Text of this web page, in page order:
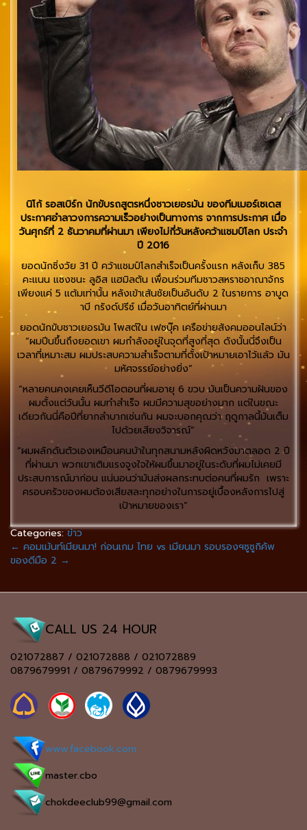
นิโก้ รอสเบิร์ก นักขับรถสูตรหนึ่งชาวเยอรมัน ของทีมเมอร์เซเดส
ประกาศอำลาวงการความเร็วอย่างเป็นทางการ จากการประกาศ เมื่อ
วันศุกร์ที่ 2 ธันวาคมที่ผ่านมา เพียงไม่กี่วันหลังคว้าแชมป์โลก ประจำ
ปี 2016
ยอดนักซิ่งวัย 31 ปี คว้าแชมป์โลกสำเร็จเป็นครั้งแรก หลังเก็บ 385
คะแนน แซงชนะ ลูอิส แฮมิลตัน เพื่อนร่วมทีมชาวสหราชอาณาจักร
เพียงแค่ 5 แต้มเท่านั้น หลังเข้าเส้นชัยเป็นอันดับ 2 ในรายการ อาบูด
าบี กรังด์ปรีซ์ เมื่อวันอาทิตย์ที่ผ่านมา
ยอดนักขับชาวเยอรมัน โพสต์ใน เฟซบุ๊ค เครือข่ายสังคมออนไลน์ว่า
“ผมปีนขึ้นถึงยอดเขา ผมกำลังอยู่ในจุดที่สูงที่สุด ดังนั้นนี่จึงเป็น
เวลาที่เหมาะสม ผมประสบความสำเร็จตามที่ตั้งเป้าหมายเอาไว้แล้ว มัน
มหัศจรรย์อย่างยิ่ง”
“หลายคนคงเคยเห็นวีดีโอตอนที่ผมอายุ 6 ขวบ มันเป็นความฝันของ
ผมตั้งแต่วันนั้น ผมทำสำเร็จ ผมมีความสุขอย่างมาก แต่ในขณะ
เดียวกันนี่คือปีที่ยากลำบากเช่นกัน ผมจะบอกคุณว่า ฤดูกาลนี้มันเต็ม
ไปด้วยเสียงวิจารณ์”
“ผมผลักดันตัวเองเหมือนคนบ้าในทุกสนามหลังผิดหวังมาตลอด 2 ปี
ที่ผ่านมา พวกเขาเติมแรงจูงใจให้ผมขึ้นมาอยู่ในระดับที่ผมไม่เคยมี
ประสบการณ์มาก่อน แน่นอนว่ามันส่งผลกระทบต่อคนที่ผมรัก เพราะ
ครอบครัวของผมต้องเสียสละทุกอย่างในการอยู่เบื้องหลังการไปสู่
เป้าหมายของเรา”
Categories:ข่าว
← คอมเม้นท์เมียนมา! ก่อนเกม ไทย vs เมียนมา รอบรองฯซูซูกิคัพ
ของดีมือ 2 →
CALL US 24 HOUR
021072887 / 021072888 / 021072889
0879679991 / 0879679992 / 0879679993
www.facebook.com
master.cbo
chokdeeclub99@gmail.com